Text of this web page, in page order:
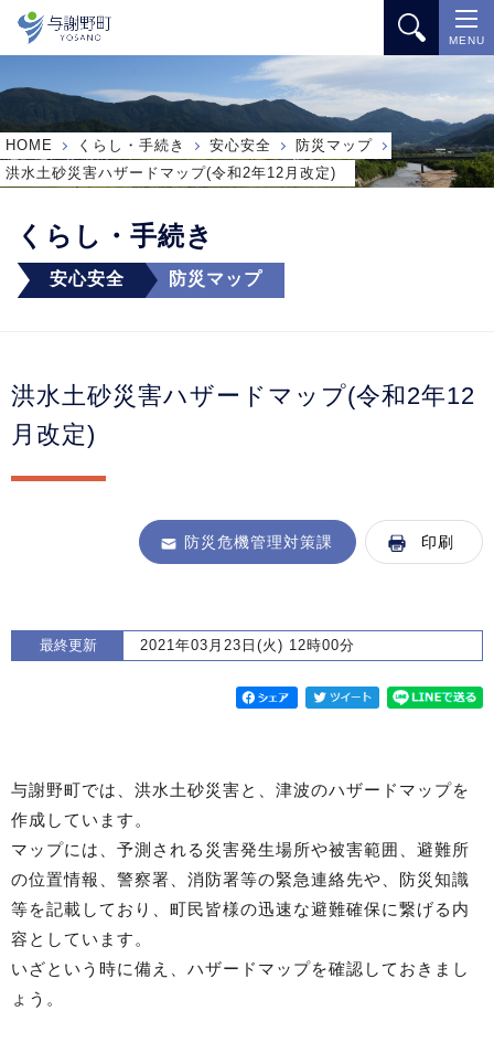
MENU
くらし・手続き
安心安全 防災マップ
HOME くらし・手続き 安心安全
防災マップ
洪水土砂災害ハザードマップ(令和2年12月改定)
洪水土砂災害ハザードマップ(令和2年12
月改定)
防災危機管理対策課 印刷
最終更新 2021年03月23日(火) 12時00分
与謝野町では、洪水土砂災害と、津波のハザードマップを
作成しています。
マップには、予測される災害発生場所や被害範囲、避難所
の位置情報、警察署、消防署等の緊急連絡先や、防災知識
等を記載しており、町民皆様の迅速な避難確保に繋げる内
容としています。
いざという時に備え、ハザードマップを確認しておきまし
ょう。